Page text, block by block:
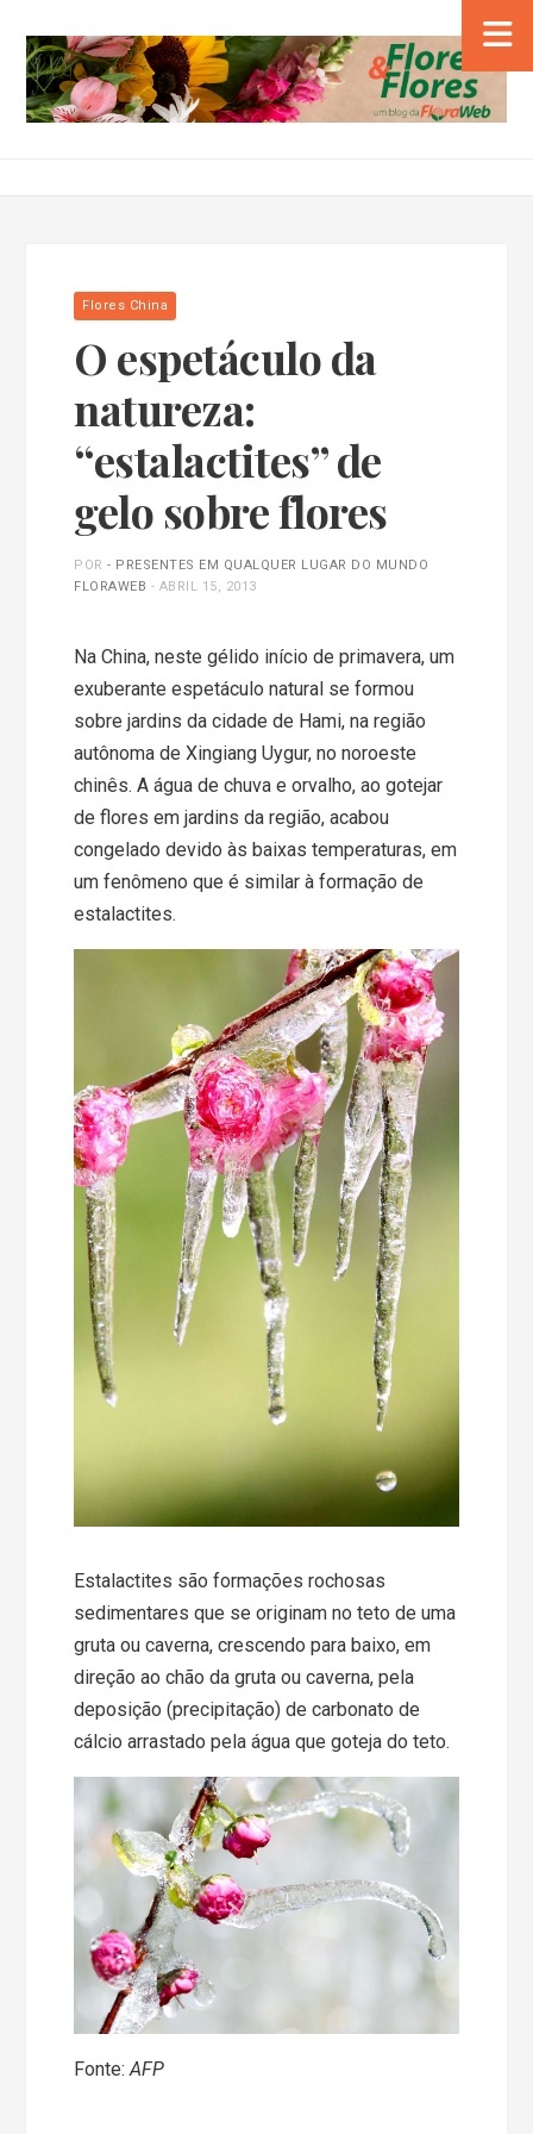
Flores China
O espetáculo da
natureza:
“estalactites” de
gelo sobre flores
POR- PRESENTES EM QUALQUER LUGAR DO MUNDO
FLORAWEB - ABRIL 15, 2013
Na China, neste gélido início de primavera, um
exuberante espetáculo natural se formou
sobre jardins da cidade de Hami, na região
autônoma de Xingiang Uygur, no noroeste
chinês. A água de chuva e orvalho, ao gotejar
de flores em jardins da região, acabou
congelado devido às baixas temperaturas, em
um fenômeno que é similar à formação de
estalactites.
Estalactites são formações rochosas
sedimentares que se originam no teto de uma
gruta ou caverna, crescendo para baixo, em
direção ao chão da gruta ou caverna, pela
deposição (precipitação) de carbonato de
cálcio arrastado pela água que goteja do teto.
Fonte:AFP